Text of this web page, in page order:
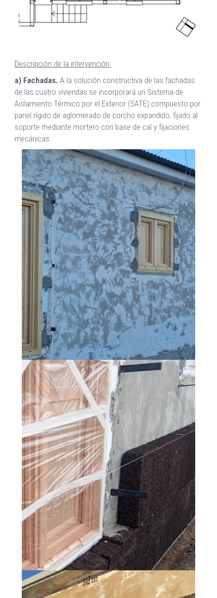
Descripción de la intervención:
a) Fachadas. A la solución constructiva de las fachadas
de las cuatro viviendas se incorporará un Sistema de
Aislamiento Térmico por el Exterior (SATE) compuesto por
panel rígido de aglomerado de corcho expandido, fijado al
soporte mediante mortero con base de cal y fijaciones
mecánicas.